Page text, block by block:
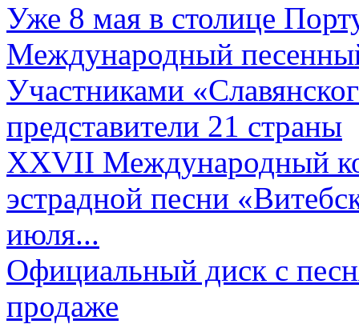
Уже 8 мая в столице
Международный
Участниками
представители 21 страны
XXVII Международный
эстрадной песни
июля...
Официальный диск с
продаже